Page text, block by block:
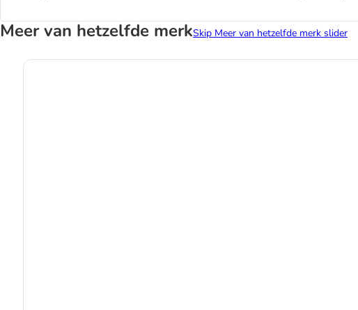
Meer van hetzelfde merkSkip Meer van hetzelfde merk slider